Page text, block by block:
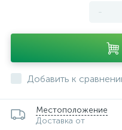
-
Добавить к
Местоположение
Доставка от